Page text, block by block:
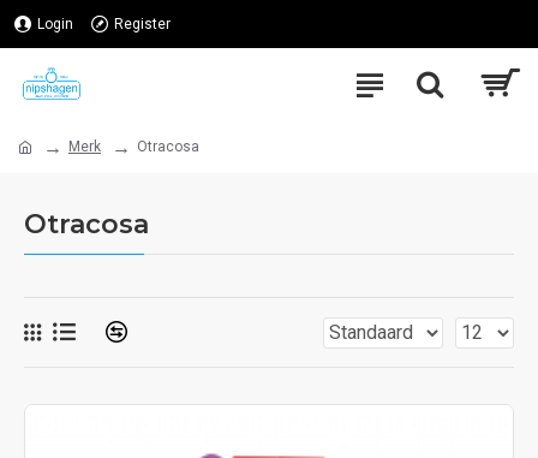
Login Register
Merk Otracosa
Otracosa